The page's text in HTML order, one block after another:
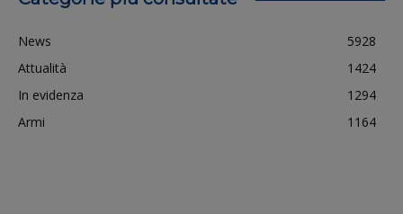
News
5928
Attualità
1424
In evidenza
1294
Armi
1164